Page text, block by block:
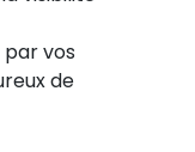
vos
de